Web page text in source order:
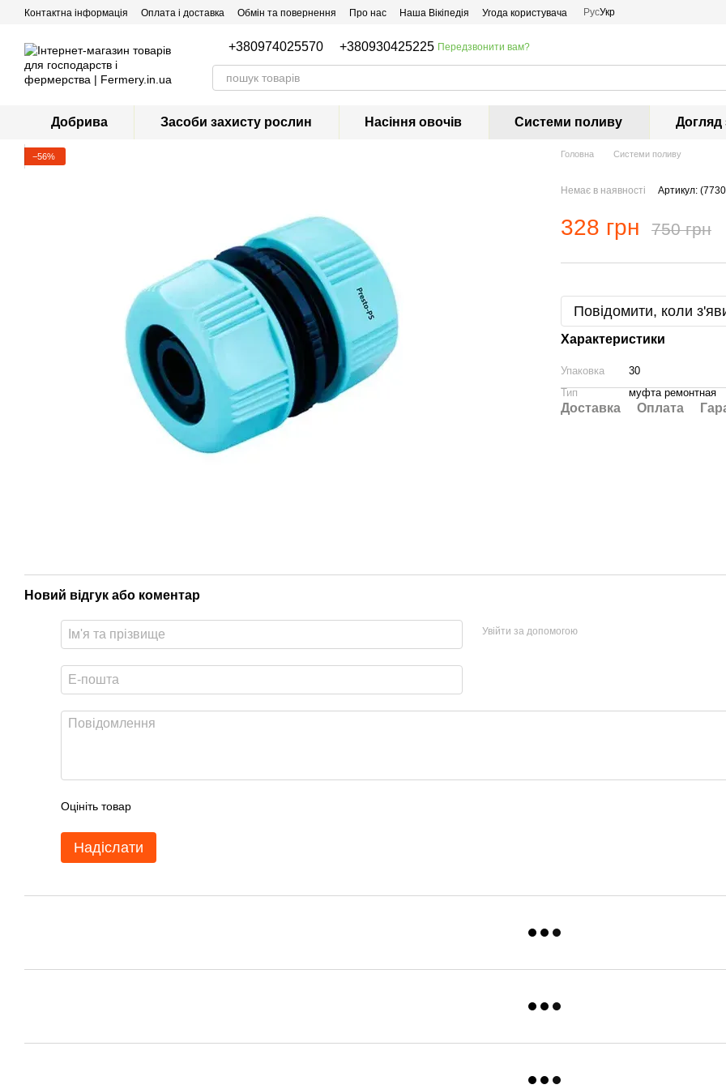
Перейти до основного контенту
Контактна інформація Оплата і доставка Обмін та повернення Про нас Наша Вікіпедія Угода користувача РусУкр
+380974025570 +380930425225 Передзвонити вам?
Добрива Засоби захисту рослин Насіння овочів Системи поливу Догляд
−56% Головна Системи поливу
Немає в наявності Артикул:
328 грн 750 грн
Повідомити, коли
Характеристики
Упаковка
30
Тип
муфта ремонтная
Доставка Оплата
Новий відгук або коментар
Увійти за допомогою
Оцініть товар
Надіслати